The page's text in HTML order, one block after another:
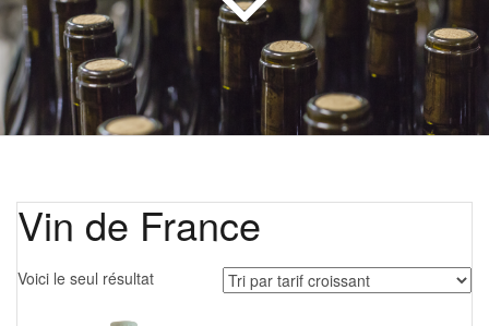
Vin de France
Voici le seul résultat